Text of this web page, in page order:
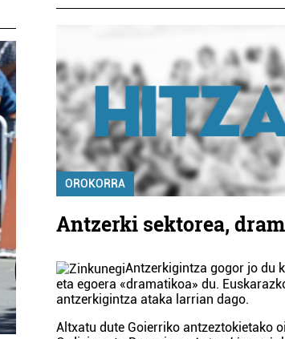
OROKORRA
Antzerki sektorea,
Antzerkigintza gogor jo du
eta egoera «dramatikoa» du.
antzerkigintza ataka larrian dago.
Altxatu dute Goierriko antzeztokietako